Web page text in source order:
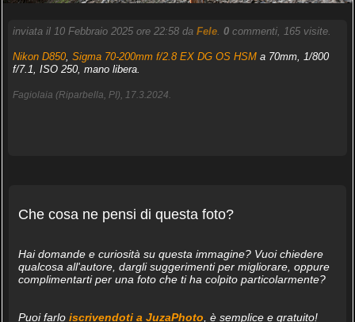
inviata il 10 Febbraio 2025 ore 22:58 da Fele. 0commenti, 165 visite.
Nikon D850, Sigma 70-200mm f/2.8 EX DG OS HSMa 70mm, 1/800
f/7.1, ISO 250, mano libera.
Fagiolaia (Riparbella, PI), 17.3.2024.
Che cosa ne pensi di questa foto?
Hai domande e curiosità su questa immagine? Vuoi chiedere
qualcosa all'autore, dargli suggerimenti per migliorare, oppure
complimentarti per una foto che ti ha colpito particolarmente?
Puoi farlo iscrivendoti a JuzaPhoto , è semplice e gratuito!